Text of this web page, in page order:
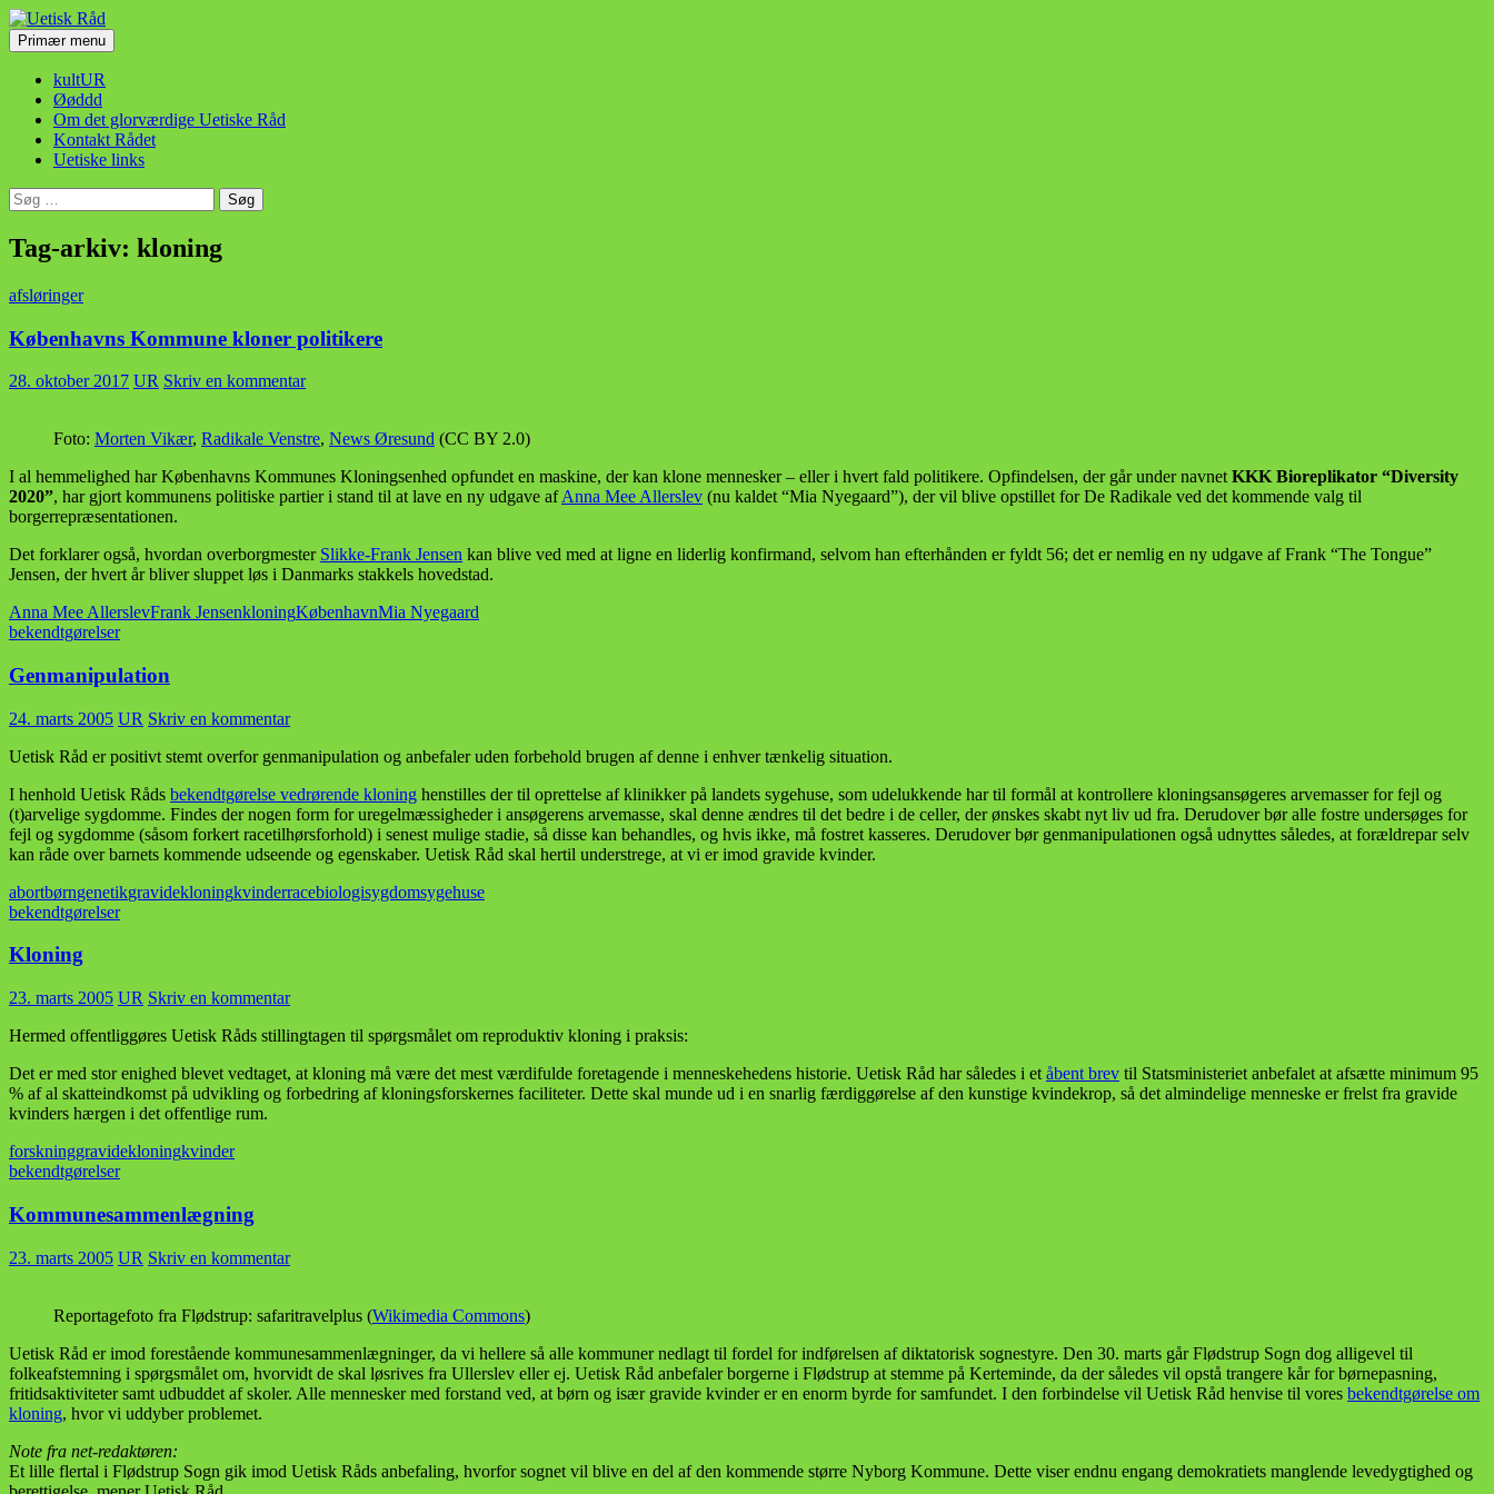
Hop
til
indhold
Uetisk Råd
SøgPrimær menu
kultUR
Øøddd
Om det glorværdige Uetiske Råd
Kontakt Rådet
Uetiske links
Søg
efter:
Tag-arkiv: kloning
afsløringer
Københavns Kommune kloner politikere
28. oktober 2017 UR Skriv en kommentar
Foto: Morten Vikær, Radikale Venstre, News Øresund (CC BY 2.0)
I al hemmelighed har Københavns Kommunes Kloningsenhed opfundet en maskine, der kan klone mennesker – eller i hvert fald politikere. Opfindelsen, der går under navnet KKK Bioreplikator “Diversity
2020”, har gjort kommunens politiske partier i stand til at lave en ny udgave afAnna Mee Allerslev (nu kaldet “Mia Nyegaard”), der vil blive opstillet for De Radikale ved det kommende valg til
borgerrepræsentationen.
Det forklarer også, hvordan overborgmester Slikke-Frank Jensen kan blive ved med at ligne en liderlig konfirmand, selvom han efterhånden er fyldt 56; det er nemlig en ny udgave af Frank “The Tongue”
Jensen, der hvert år bliver sluppet løs i Danmarks stakkels hovedstad.
Anna Mee AllerslevFrank JensenkloningKøbenhavnMia Nyegaard
bekendtgørelser
Genmanipulation
24. marts 2005 UR Skriv en kommentar
Uetisk Råd er positivt stemt overfor genmanipulation og anbefaler uden forbehold brugen af denne i enhver tænkelig situation.
I henhold Uetisk Råds bekendtgørelse vedrørende kloning henstilles der til oprettelse af klinikker på landets sygehuse, som udelukkende har til formål at kontrollere kloningsansøgeres arvemasser for fejl og
(t)arvelige sygdomme. Findes der nogen form for uregelmæssigheder i ansøgerens arvemasse, skal denne ændres til det bedre i de celler, der ønskes skabt nyt liv ud fra. Derudover bør alle fostre undersøges for
fejl og sygdomme (såsom forkert racetilhørsforhold) i senest mulige stadie, så disse kan behandles, og hvis ikke, må fostret kasseres. Derudover bør genmanipulationen også udnyttes således, at forældrepar selv
kan råde over barnets kommende udseende og egenskaber. Uetisk Råd skal hertil understrege, at vi er imod gravide kvinder.
abortbørngenetikgravidekloningkvinderracebiologisygdomsygehuse
bekendtgørelser
Kloning
23. marts 2005 UR Skriv en kommentar
Hermed offentliggøres Uetisk Råds stillingtagen til spørgsmålet om reproduktiv kloning i praksis:
Det er med stor enighed blevet vedtaget, at kloning må være det mest værdifulde foretagende i menneskehedens historie. Uetisk Råd har således i et åbent brev til Statsministeriet anbefalet at afsætte minimum 95
% af al skatteindkomst på udvikling og forbedring af kloningsforskernes faciliteter. Dette skal munde ud i en snarlig færdiggørelse af den kunstige kvindekrop, så det almindelige menneske er frelst fra gravide
kvinders hærgen i det offentlige rum.
forskninggravidekloningkvinder
bekendtgørelser
Kommunesammenlægning
23. marts 2005 UR Skriv en kommentar
Reportagefoto fra Flødstrup: safaritravelplus (Wikimedia Commons)
Uetisk Råd er imod forestående kommunesammenlægninger, da vi hellere så alle kommuner nedlagt til fordel for indførelsen af diktatorisk sognestyre. Den 30. marts går Flødstrup Sogn dog alligevel til
folkeafstemning i spørgsmålet om, hvorvidt de skal løsrives fra Ullerslev eller ej. Uetisk Råd anbefaler borgerne i Flødstrup at stemme på Kerteminde, da der således vil opstå trangere kår for børnepasning,
fritidsaktiviteter samt udbuddet af skoler. Alle mennesker med forstand ved, at børn og især gravide kvinder er en enorm byrde for samfundet. I den forbindelse vil Uetisk Råd henvise til vores bekendtgørelse om
kloning, hvor vi uddyber problemet.
Note fra net-redaktøren:
Et lille flertal i Flødstrup Sogn gik imod Uetisk Råds anbefaling, hvorfor sognet vil blive en del af den kommende større Nyborg Kommune. Dette viser endnu engang demokratiets manglende levedygtighed og